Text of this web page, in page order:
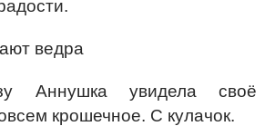
ведра
Аннушка увидела своё
крошечное. С кулачок.